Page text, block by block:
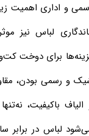
و اداری اهمیت
لباس نیز
برای دوخت
و رسمی بودن،
الیاف باکیفیت،
لباس در برابر